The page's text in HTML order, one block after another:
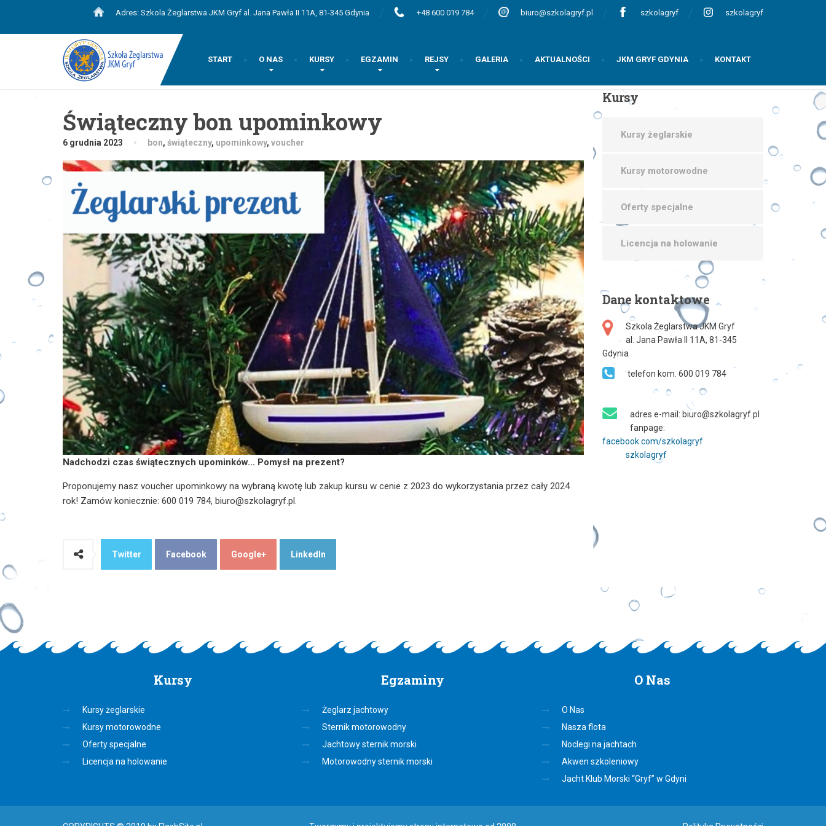
Adres: Szkola Żeglarstwa JKM Gryf al. Jana Pawła II 11A, 81-345 Gdynia +48 600 019 784 biuro@szkolagryf.pl szkolagryf szkolagryf
START O NAS KURSY EGZAMIN REJSY GALERIA AKTUALNOŚCI JKM GRYF GDYNIA KONTAKT
Świąteczny bon upominkowy
6 grudnia 2023 bon, świąteczny, upominkowy, voucher
Nadchodzi czas świątecznych upominków… Pomysł na prezent?
Proponujemy nasz voucher upominkowy na wybraną kwotę lub zakup kursu w cenie z 2023 do wykorzystania przez cały 2024
rok! Zamów koniecznie: 600 019 784, biuro@szkolagryf.pl.
Twitter Facebook Google+ LinkedIn
Kursy
Kursy żeglarskie
Kursy motorowodne
Oferty specjalne
Licencja na holowanie
Dane kontaktowe
Szkola Żeglarstwa JKM Gryf
al. Jana Pawła II 11A, 81-345
Gdynia
telefon kom. 600 019 784
adres e-mail: biuro@szkolagryf.pl
fanpage:
facebook.com/szkolagryf
szkolagryf
Kursy
Kursy żeglarskie
Kursy motorowodne
Oferty specjalne
Licencja na holowanie
Egzaminy
Żeglarz jachtowy
Sternik motorowodny
Jachtowy sternik morski
Motorowodny sternik morski
O Nas
O Nas
Nasza flota
Noclegi na jachtach
Akwen szkoleniowy
Jacht Klub Morski “Gryf” w Gdyni